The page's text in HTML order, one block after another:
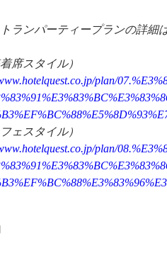
ランパーティープランの詳細
席スタイル）
plan/
ェスタイル）
plan/